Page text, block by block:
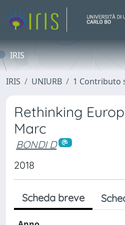
IRIS
IRIS UNIURB 1 Contributo
Rethinking
Marc
BONDI D
2018
Scheda breve